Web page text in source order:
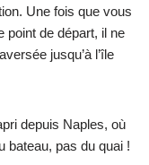
Une fois que vous
point de départ, il ne
jusqu’à l’île
depuis Naples, où
bateau, pas du quai !